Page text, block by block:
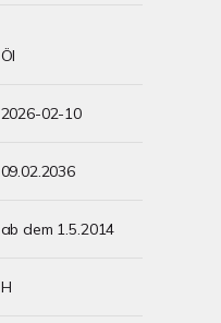
Öl
2026-02-10
09.02.2036
ab dem 1.5.2014
H